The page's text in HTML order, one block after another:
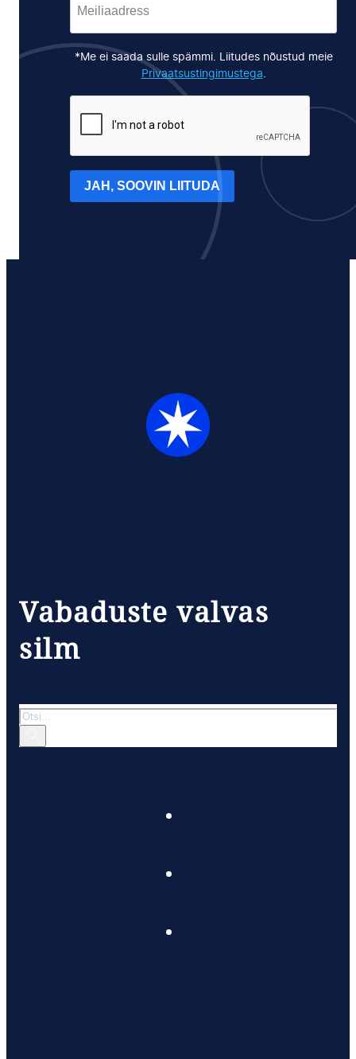
*Me ei saada sulle spämmi. Liitudes nõustud meie
Privaatsustingimustega.
JAH, SOOVIN LIITUDA
Vabaduste valvas
silm
Otsi